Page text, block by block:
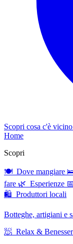
Scopri cosa c'è
Home
Scopri
🍽 Dove mangiare
fare 🌿 Esperienze
🛍 Produttori locali
Botteghe, artigiani e
🧖 Relax &